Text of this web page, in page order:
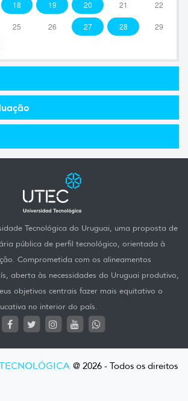
18 19 20 21 22
25 26 27 28 29
Tecnológica do Uruguai, uma proposta de
pública de perfil tecnológico, orientada à
Comprometida com os alineamentos
aberta às necessidades do Uruguai produtivo,
objetivos centrais fazer mais equitativo o
no interior do país.
@ 2026 - Todos os direitos